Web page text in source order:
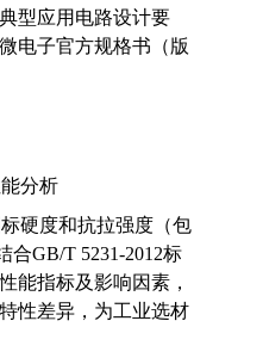
型应用电路设计要
电子官方规格书（版
分析
硬度和抗拉强度（包
合GB/T 5231-2012标
能指标及影响因素，
性差异，为工业选材